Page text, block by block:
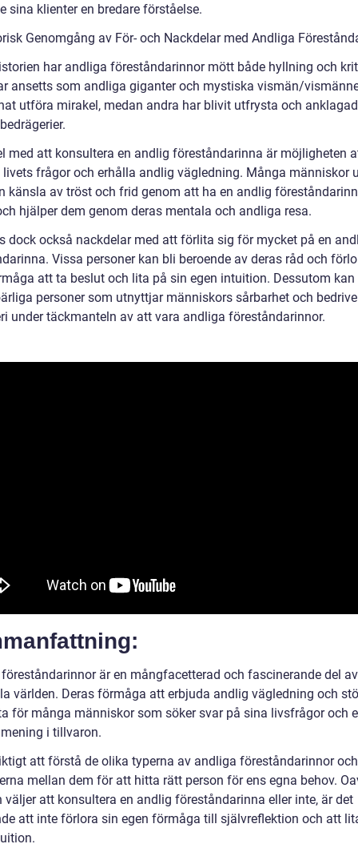
sina klienter en bredare förståelse.
Genomgång av För- och Nackdelar med Andliga
har andliga föreståndarinnor mött både hyllning och
ansetts som andliga giganter och mystiska vismän/
utföra mirakel, medan andra har blivit utfrysta och
med att konsultera en andlig föreståndarinna är möjligheten
livets frågor och erhålla andlig vägledning. Många människor
känsla av tröst och frid genom att ha en andlig
hjälper dem genom deras mentala och andliga resa.
dock också nackdelar med att förlita sig för mycket på en
Vissa personer kan bli beroende av deras råd och
att ta beslut och lita på sin egen intuition. Dessutom kan
personer som utnyttjar människors sårbarhet och
under täckmanteln av att vara andliga föreståndarinnor.
är en mångfacetterad och fascinerande del
världen. Deras förmåga att erbjuda andlig vägledning och
för många människor som söker svar på sina livsfrågor och
i tillvaron.
att förstå de olika typerna av andliga föreståndarinnor och
mellan dem för att hitta rätt person för ens egna behov.
väljer att konsultera en andlig föreståndarinna eller inte, är det
att inte förlora sin egen förmåga till självreflektion och att